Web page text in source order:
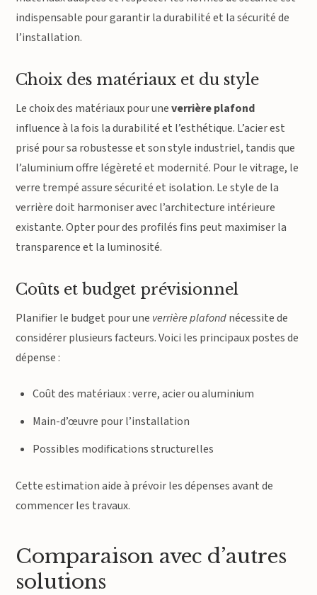
indispensable pour garantir la durabilité et la sécurité de
l’installation.
Choix des matériaux et du style
Le choix des matériaux pour uneverrière plafond
influence à la fois la durabilité et l’esthétique. L’acier est
prisé pour sa robustesse et son style industriel, tandis que
l’aluminium offre légèreté et modernité. Pour le vitrage, le
verre trempé assure sécurité et isolation. Le style de la
verrière doit harmoniser avec l’architecture intérieure
existante. Opter pour des profilés fins peut maximiser la
transparence et la luminosité.
Coûts et budget prévisionnel
Planifier le budget pour une verrière plafondnécessite de
considérer plusieurs facteurs. Voici les principaux postes de
dépense :
Coût des matériaux : verre, acier ou aluminium
Main-d’œuvre pour l’installation
Possibles modifications structurelles
Cette estimation aide à prévoir les dépenses avant de
commencer les travaux.
Comparaison avec d’autres
solutions